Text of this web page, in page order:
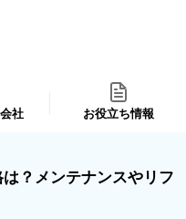
社 お役立ち情報
？メンテナンスやリフ